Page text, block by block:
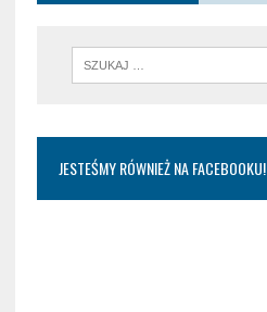
JESTEŚMY RÓWNIEŻ NA FACEBOOKU!